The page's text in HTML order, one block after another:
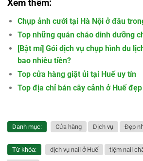
Xem thêm:
Chụp ảnh cưới tại Hà Nội ở đâu
Top những quán cháo dinh dưỡng
[Bật mí] Gói dịch vụ chụp hình du
bao nhiêu tiền?
Top cửa hàng giặt ủi tại Huế uy tín
Top địa chỉ bán cây cảnh ở Huế
Danh mục: Cửa hàng Dịch vụ Đẹp
Từ khóa: dịch vụ nail ở Huế tiệm nail